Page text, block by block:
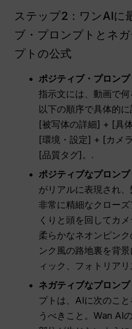
ステップ2：ワンAIに
ブ・プロンプトとネ
プトの公式
ポジティブ・プロンプ
指示文には、動画で何
以下の順序で具体的
[被写体の詳細] + [具
[環境・設定] + [カメ
[品質タグ]。.
ポジティブなプロンプ
がリアルに表現され、
非常に精細なクロー
くりと頭を回してカ
柔らかなネオンピン
ンク風の路地裏を背
ィック、フォトリア
ネガティブなプロンプ
プトは、AIに次のこと
うべきこと。Wan AI